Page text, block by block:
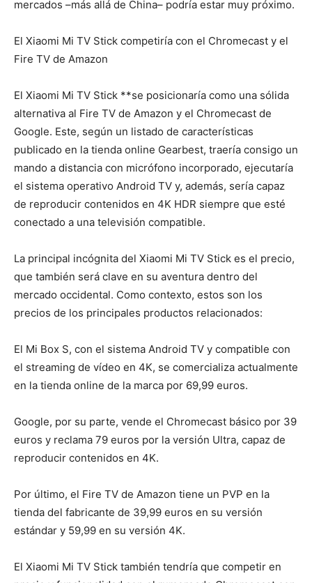
mercados –más allá de China– podría estar muy próximo.
El Xiaomi Mi TV Stick competiría con el Chromecast y el
Fire TV de Amazon
El Xiaomi Mi TV Stick **se posicionaría como una sólida
alternativa al Fire TV de Amazon y el Chromecast de
Google. Este, según un listado de características
publicado en la tienda online Gearbest, traería consigo un
mando a distancia con micrófono incorporado, ejecutaría
el sistema operativo Android TV y, además, sería capaz
de reproducir contenidos en 4K HDR siempre que esté
conectado a una televisión compatible.
La principal incógnita del Xiaomi Mi TV Stick es el precio,
que también será clave en su aventura dentro del
mercado occidental. Como contexto, estos son los
precios de los principales productos relacionados:
El Mi Box S, con el sistema Android TV y compatible con
el streaming de vídeo en 4K, se comercializa actualmente
en la tienda online de la marca por 69,99 euros.
Google, por su parte, vende el Chromecast básico por 39
euros y reclama 79 euros por la versión Ultra, capaz de
reproducir contenidos en 4K.
Por último, el Fire TV de Amazon tiene un PVP en la
tienda del fabricante de 39,99 euros en su versión
estándar y 59,99 en su versión 4K.
El Xiaomi Mi TV Stick también tendría que competir en